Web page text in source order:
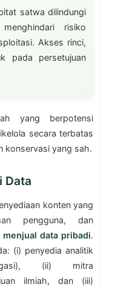
satwa dilindungi
risiko
Akses rinci,
pada persetujuan
yang berpotensi
secara terbatas
konservasi yang sah.
Data
konten yang
pengguna, dan
menjual data pribadi.
(i) penyedia analitik
(ii) mitra
ilmiah, dan (iii)